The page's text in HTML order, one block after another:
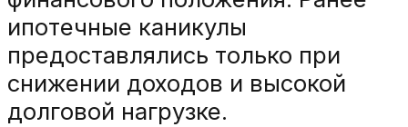
ипотечные каникулы
предоставлялись только при
снижении доходов и высокой
долговой нагрузке.